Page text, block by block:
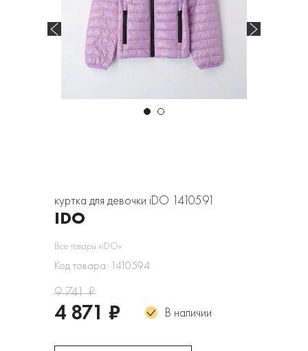
куртка для девочки iDO 1410591
IDO
Все товары «iDO»
Код товара: 1410594
9 741 ₽
4 871 ₽ В наличии